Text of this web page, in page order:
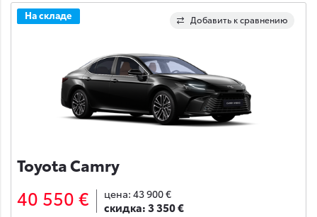
Добавить к сравнению
На складе
Toyota Camry
40 550 € цена: 43 900 €
скидка:3 350 €